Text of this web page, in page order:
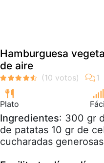
Hamburguesa
de aire
Plato
Ingredientes: 300 gr
de patatas 10 gr de
cucharadas